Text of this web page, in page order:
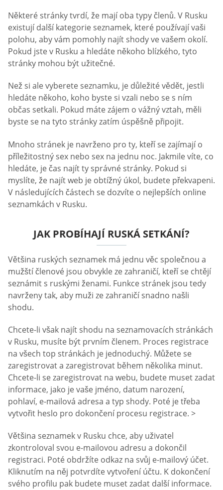
Některé stránky tvrdí, že mají oba typy členů. V Rusku
existují další kategorie seznamek, které používají vaši
polohu, aby vám pomohly najít shody ve vašem okolí.
Pokud jste v Rusku a hledáte někoho blízkého, tyto
stránky mohou být užitečné.
Než si ale vyberete seznamku, je důležité vědět, jestli
hledáte někoho, koho byste si vzali nebo se s ním
občas setkali. Pokud máte zájem o vážný vztah, měli
byste se na tyto stránky zatím úspěšně připojit.
Mnoho stránek je navrženo pro ty, kteří se zajímají o
příležitostný sex nebo sex na jednu noc. Jakmile víte, co
hledáte, je čas najít ty správné stránky. Pokud si
myslíte, že najít web je obtížný úkol, budete překvapeni.
V následujících částech se dozvíte o nejlepších online
seznamkách v Rusku.
JAK PROBÍHAJÍ RUSKÁ SETKÁNÍ?
Většina ruských seznamek má jednu věc společnou a
mužští členové jsou obvykle ze zahraničí, kteří se chtějí
seznámit s ruskými ženami. Funkce stránek jsou tedy
navrženy tak, aby muži ze zahraničí snadno našli
shodu.
Chcete-li však najít shodu na seznamovacích stránkách
v Rusku, musíte být prvním členem. Proces registrace
na všech top stránkách je jednoduchý. Můžete se
zaregistrovat a zaregistrovat během několika minut.
Chcete-li se zaregistrovat na webu, budete muset zadat
informace, jako je vaše jméno, datum narození,
pohlaví, e-mailová adresa a typ shody. Poté je třeba
vytvořit heslo pro dokončení procesu registrace. >
Většina seznamek v Rusku chce, aby uživatel
zkontroloval svou e-mailovou adresu a dokončil
registraci. Poté obdržíte odkaz na svůj e-mailový účet.
Kliknutím na něj potvrdíte vytvoření účtu. K dokončení
svého profilu pak budete muset zadat další informace.